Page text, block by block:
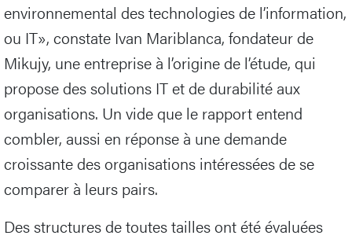
environnemental des technologies de l’information,
ou IT», constate Ivan Mariblanca, fondateur de
Mikujy, une entreprise à l’origine de l’étude, qui
propose des solutions IT et de durabilité aux
organisations. Un vide que le rapport entend
combler, aussi en réponse à une demande
croissante des organisations intéressées de se
comparer à leurs pairs.
Des structures de toutes tailles ont été évaluées